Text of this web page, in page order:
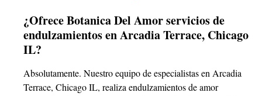
¿Ofrece Botanica Del Amor servicios de
endulzamientos en Arcadia Terrace, Chicago
IL?
Absolutamente. Nuestro equipo de especialistas en Arcadia
Terrace, Chicago IL, realiza endulzamientos de amor